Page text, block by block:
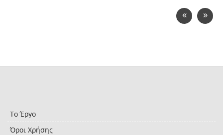
« »
Το Έργο
Όροι Χρήσης